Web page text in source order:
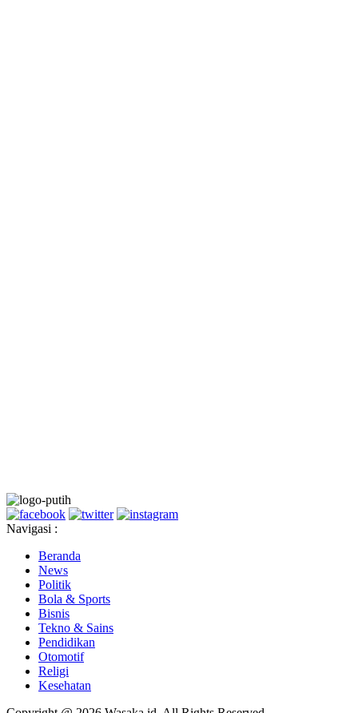
Navigasi :
Beranda
News
Politik
Bola & Sports
Bisnis
Tekno & Sains
Pendidikan
Otomotif
Religi
Kesehatan